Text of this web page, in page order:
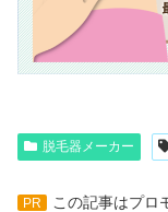
脱毛器メーカー
PR この記事はプロ